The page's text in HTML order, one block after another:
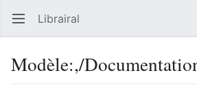
Ouvrir le menu principal Librairal
Modèle:,/